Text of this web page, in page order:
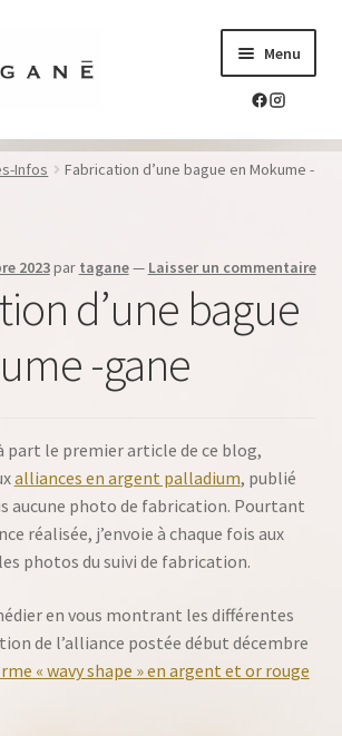
Menu
mokume-gane
enfant
le
menu
Ouvrir
Infos
Fabrication d’une bague en Mokume -
2023par tagane— Laisser un commentaire
d’une bague
-gane
part le premier article de ce blog,
alliances en argent palladium, publié
aucune photo de fabrication. Pourtant
réalisée, j’envoie à chaque fois aux
photos du suivi de fabrication.
en vous montrant les différentes
de l’alliance postée début décembre
« wavy shape » en argent et or rouge